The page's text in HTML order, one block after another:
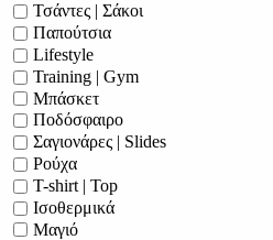
Τσάντες | Σάκοι
Παπούτσια
Lifestyle
Training | Gym
Μπάσκετ
Ποδόσφαιρο
Σαγιονάρες | Slides
Ρούχα
T-shirt | Top
Ισοθερμικά
Μαγιό